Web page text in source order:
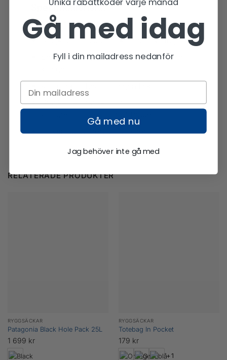
Specifikationer…
Tåligt och vattenavvisande material
Dragkedjeförsedda fickor för förvaring
Bröstrem och justerbara axelremmar som
Dragkedja, dragsko och
kompressionsremmar på toppen
Tillverkad av återvunna material
RELATERADE PRODUKTER
RYGGSÄCKAR
Patagonia Black Hole Pack 25L
1 699 kr
+1
RYGGSÄCKAR
Totebag In Pocket
179 kr
Gå med idag
Fyll i din mailadress nedanför
Gå med nu
Jag behöver inte gå med